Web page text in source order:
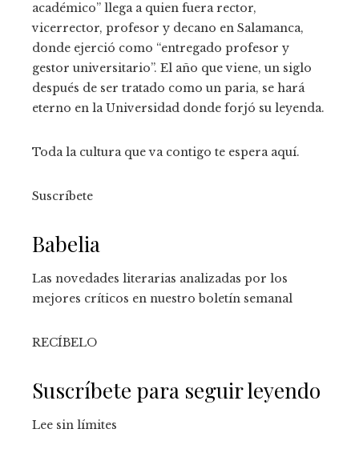
académico” llega a quien fuera rector,
vicerrector, profesor y decano en Salamanca,
donde ejerció como “entregado profesor y
gestor universitario”. El año que viene, un siglo
después de ser tratado como un paria, se hará
eterno en la Universidad donde forjó su leyenda.
Toda la cultura que va contigo te espera aquí.
Suscríbete
Babelia
Las novedades literarias analizadas por los
mejores críticos en nuestro boletín semanal
RECÍBELO
Suscríbete para seguir leyendo
Lee sin límites